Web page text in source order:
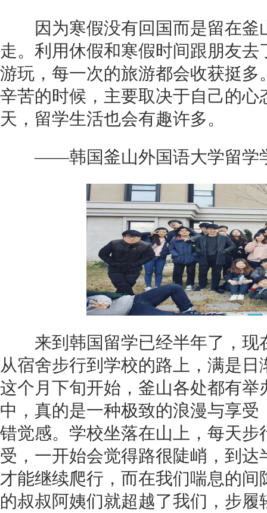
因为寒假没有回国而是留在釜
走。利用休假和寒假时间跟朋友
游玩，每一次的旅游都会收获挺
辛苦的时候，主要取决于自己的
天，留学生活也会有趣许多。
——韩国釜山外国语大学留学
来到韩国留学已经半年了，现
从宿舍步行到学校的路上，满是
这个月下旬开始，釜山各处都有
中，真的是一种极致的浪漫与享
错觉感。学校坐落在山上，每天
受，一开始会觉得路很陡峭，到
才能继续爬行，而在我们喘息的
的叔叔阿姨们就超越了我们，步